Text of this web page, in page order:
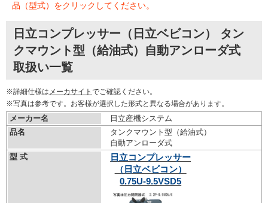
品（型式）をクリックしてください。
日立コンプレッサー（日立ベビコン） タン
クマウント型（給油式）自動アンローダ式
取扱い一覧
※詳細仕様は メーカサイト でご確認ください。
※写真は参考です。お客様が選択した形式と異なる場合があります。
メーカー名
日立産機システム
品名
タンクマウント型（給油式）
自動アンローダ式
型 式
日立コンプレッサー
（日立ベビコン）
0.75U-9.5VSD5